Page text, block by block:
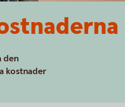
den
kostnader